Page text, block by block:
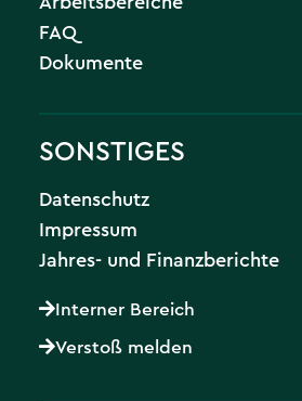
FAQ
Dokumente
SONSTIGES
Datenschutz
Impressum
Jahres- und Finanzberichte
Interner Bereich
Verstoß melden